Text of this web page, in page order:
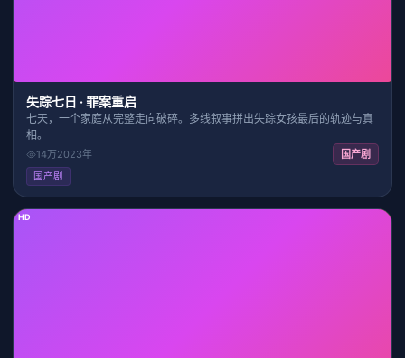
失踪七日 · 罪案重启
七天，一个家庭从完整走向破碎。多线叙事拼出失踪女孩最后的轨迹与真
相。
14万2023年 国产剧
国产剧
HD